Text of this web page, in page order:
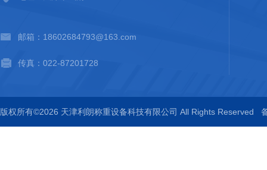
邮箱：18602684793@163.com
传真：022-87201728
版权所有©2026 天津利朗称重设备科技有限公司 All Rights Reserved